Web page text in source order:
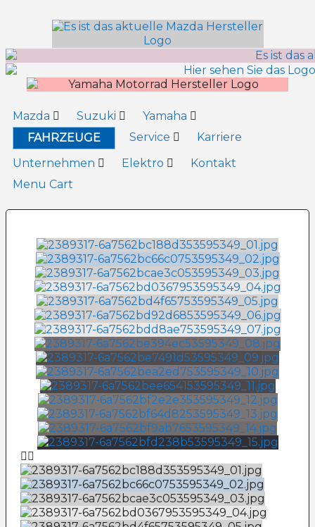
springen
Mazda Suzuki
Yamaha
FAHRZEUGE
Service
Karriere
Unternehmen
Elektro
Kontakt
Menu Cart